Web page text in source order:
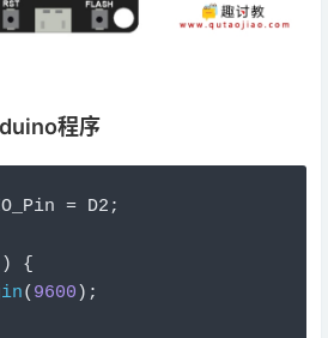
程序
= D2 ;
{
( 9600 );